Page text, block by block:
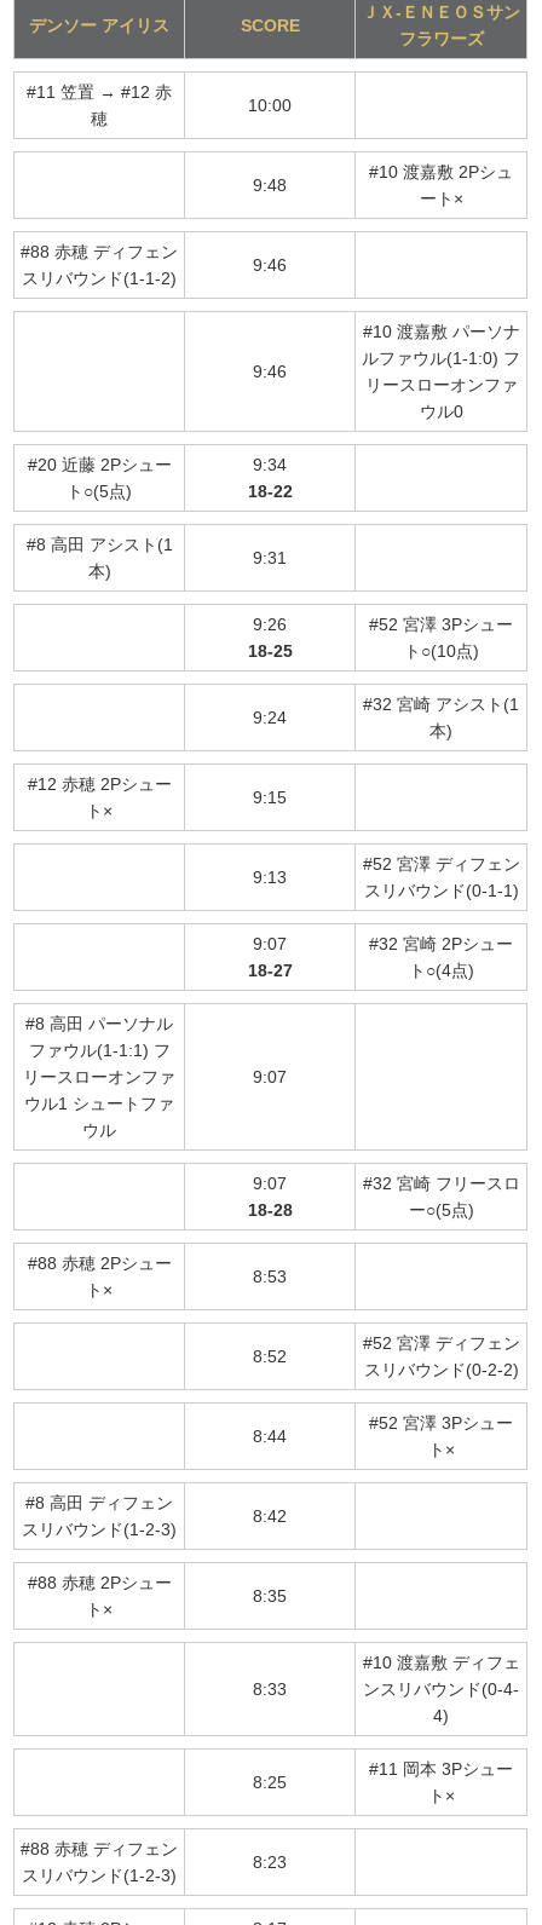
デンソー アイリス SCORE
ＪＸ-ＥＮＥＯＳサン
フラワーズ
#11 笠置 → #12 赤
穂
10:00
9:48
#10 渡嘉敷 2Pシュ
ート×
#88 赤穂 ディフェン
スリバウンド(1-1-2)
9:46
9:46
#10 渡嘉敷 パーソナ
ルファウル(1-1:0) フ
リースローオンファ
ウル0
#20 近藤 2Pシュー
ト○(5点)
9:34
18-22
#8 高田 アシスト(1
本)
9:31
9:26
18-25
#52 宮澤 3Pシュー
ト○(10点)
9:24
#32 宮崎 アシスト(1
本)
#12 赤穂 2Pシュー
ト×
9:15
9:13
#52 宮澤 ディフェン
スリバウンド(0-1-1)
9:07
18-27
#32 宮崎 2Pシュー
ト○(4点)
#8 高田 パーソナル
ファウル(1-1:1) フ
リースローオンファ
ウル1 シュートファ
ウル
9:07
9:07
18-28
#32 宮崎 フリースロ
ー○(5点)
#88 赤穂 2Pシュー
ト×
8:53
8:52
#52 宮澤 ディフェン
スリバウンド(0-2-2)
8:44
#52 宮澤 3Pシュー
ト×
#8 高田 ディフェン
スリバウンド(1-2-3)
8:42
#88 赤穂 2Pシュー
ト×
8:35
8:33
#10 渡嘉敷 ディフェ
ンスリバウンド(0-4-
4)
8:25
#11 岡本 3Pシュー
ト×
#88 赤穂 ディフェン
スリバウンド(1-2-3)
8:23